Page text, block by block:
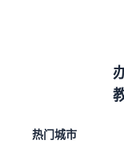
热门城市